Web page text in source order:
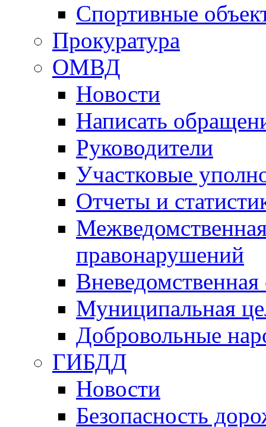
Спортивные
Прокуратура
ОМВД
Новости
Написать
Руководители
Участковые
Отчеты и
правонарушений
Вневедомственная
Муниципальная
Добровольные
ГИБДД
Новости
Безопасность